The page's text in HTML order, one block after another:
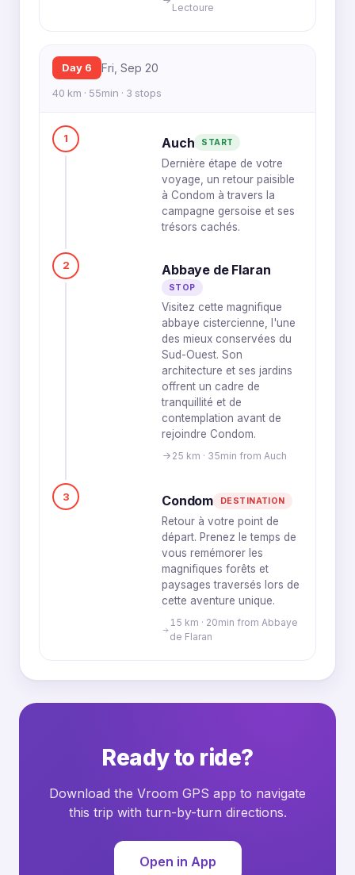
Lectoure
Day 6 Fri, Sep 20
40 km · 55min · 3 stops
1 Auch START
Dernière étape de votre
voyage, un retour paisible
à Condom à travers la
campagne gersoise et ses
trésors cachés.
2 Abbaye de Flaran
STOP
Visitez cette magnifique
abbaye cistercienne, l'une
des mieux conservées du
Sud-Ouest. Son
architecture et ses jardins
offrent un cadre de
tranquillité et de
contemplation avant de
rejoindre Condom.
25 km · 35min from Auch
3 Condom DESTINATION
Retour à votre point de
départ. Prenez le temps de
vous remémorer les
magnifiques forêts et
paysages traversés lors de
cette aventure unique.
15 km · 20min from Abbaye
de Flaran
Ready to ride?
Download the Vroom GPS app to navigate
this trip with turn-by-turn directions.
Open in App